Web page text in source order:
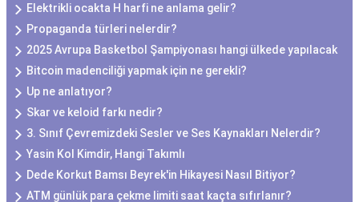
Elektrikli ocakta H harfi ne anlama gelir?
Propaganda türleri nelerdir?
2025 Avrupa Basketbol Şampiyonası hangi ülkede yapılacak
Bitcoin madenciliği yapmak için ne gerekli?
Up ne anlatıyor?
Skar ve keloid farkı nedir?
3. Sınıf Çevremizdeki Sesler ve Ses Kaynakları Nelerdir?
Yasin Kol Kimdir, Hangi Takımlı
Dede Korkut Bamsı Beyrek'in Hikayesi Nasıl Bitiyor?
ATM günlük para çekme limiti saat kaçta sıfırlanır?